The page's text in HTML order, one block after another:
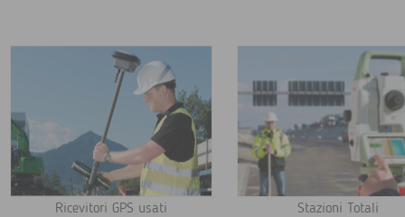
Ricevitori GPS usati Stazioni Totali